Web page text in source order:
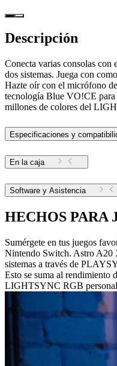
Descripción
Conecta varias consolas
dos sistemas. Juega con
Hazte oír con el micrófono
tecnología Blue VO!CE para
millones de colores del
Especificaciones y
En la caja
Software y Asistencia
HECHOS PARA
Sumérgete en tus juegos
Nintendo Switch. Astro A20
sistemas a través de
Esto se suma al
LIGHTSYNC RGB